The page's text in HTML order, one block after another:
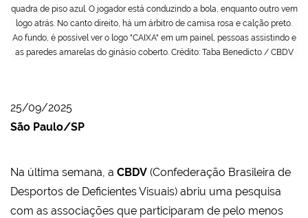
quadra de piso azul. O jogador está conduzindo a bola, enquanto outro vem
logo atrás. No canto direito, há um árbitro de camisa rosa e calção preto.
Ao fundo, é possível ver o logo "CAIXA" em um painel, pessoas assistindo e
as paredes amarelas do ginásio coberto. Crédito: Taba Benedicto / CBDV
25/09/2025
São Paulo/SP
Na última semana, a CBDV (Confederação Brasileira de
Desportos de Deficientes Visuais) abriu uma pesquisa
com as associações que participaram de pelo menos